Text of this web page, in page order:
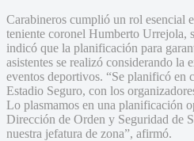
Carabineros cumplió un rol esencial
teniente coronel Humberto Urrejola,
indicó que la planificación para
asistentes se realizó considerando la
eventos deportivos. “Se planificó en
Estadio Seguro, con los
Lo plasmamos en una planificación
Dirección de Orden y Seguridad de
nuestra jefatura de zona”, afirmó.